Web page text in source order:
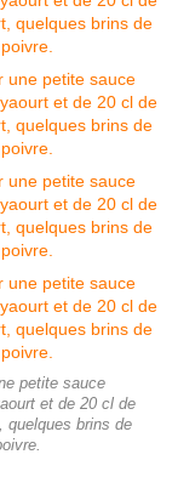
petite sauce
et de 20 cl de
quelques brins de